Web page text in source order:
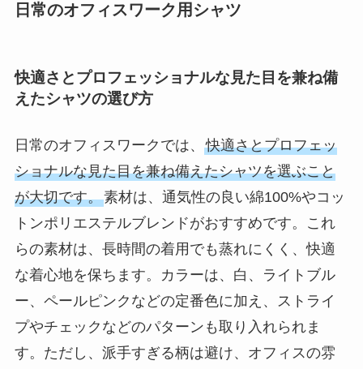
日常のオフィスワーク用シャツ
快適さとプロフェッショナルな見た目を兼ね備
えたシャツの選び方
日常のオフィスワークでは、 快適さとプロフェッ
ショナルな見た目を兼ね備えたシャツを選ぶこと
が大切です。素材は、通気性の良い綿100%やコッ
トンポリエステルブレンドがおすすめです。これ
らの素材は、長時間の着用でも蒸れにくく、快適
な着心地を保ちます。カラーは、白、ライトブル
ー、ペールピンクなどの定番色に加え、ストライ
プやチェックなどのパターンも取り入れられま
す。ただし、派手すぎる柄は避け、オフィスの雰